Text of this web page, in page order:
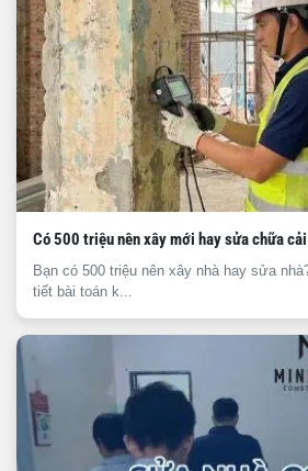
Có 500 triệu nên xây mới hay sửa chữa
Bạn có 500 triệu nên xây nhà hay sửa
tiết bài toán k...